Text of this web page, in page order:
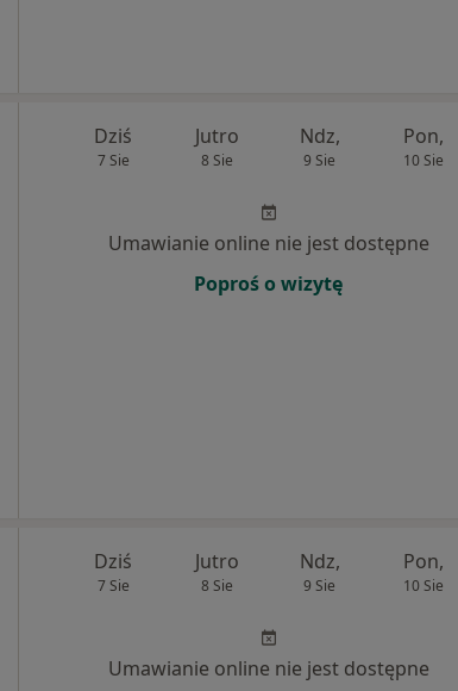
Dziś
7 Sie
Jutro
8 Sie
Ndz,
9 Sie
Pon,
10 Sie
Umawianie online nie jest dostępne
Poproś o wizytę
Dziś
7 Sie
Jutro
8 Sie
Ndz,
9 Sie
Pon,
10 Sie
Umawianie online nie jest dostępne